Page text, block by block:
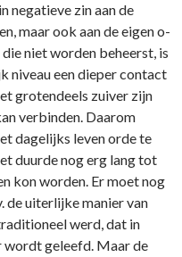
negatieve zin aan de
maar ook aan de eigen o­
niet worden beheerst, is
niveau een dieper contact
grotendeels zuiver zijn
verbinden. Daarom
dagelijks leven orde te
duurde nog erg lang tot
kon worden. Er moet nog
de uiterlijke manier van
werd, dat in
wordt geleefd. Maar de